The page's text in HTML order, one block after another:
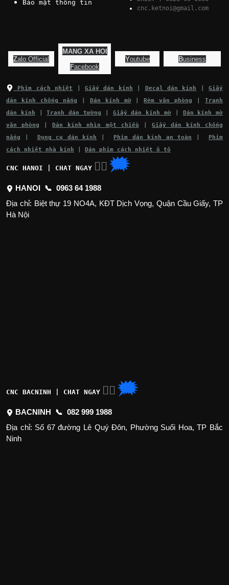
Bảo mật thông tin
cnc.ketnoi@gmail.com
Zalo Official
MANG XA HOI
Facebook
Youtube Business
Phim cách nhiệt Giấy dán kính Decal dán kính |Giấy
dán kính chống nắng
Dán kính mờ |Rèm văn phòng |Tranh
dán kính
Tranh dán tường Giấy dán kính mờ
Dán kính mờ
văn phòng
|Dán kính nhìn một chiều
Giấy dán kính chống
nắng
Dụng cụ dán kính Phim dán kính an toàn
Phim
cách nhiệt nhà kính
Dán phim cách nhiệt ô tô
CNC HANOI | CHAT NGAY 👉🏽 🗯
HANOI 📞 0963 64 1988
Địa chỉ: Biệt thự 19 NO4A, KĐT Dịch Vọng, Quận Cầu Giấy, TP
Hà Nội
CNC BACNINH | CHAT NGAY 👉🏽 🗯
BACNINH 📞 082 999 1988
Địa chỉ: Số 67 đường Lê Quý Đôn, Phường Suối Hoa, TP Bắc
Ninh